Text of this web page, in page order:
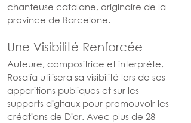
chanteuse catalane, originaire de la
province de Barcelone.
Une Visibilité Renforcée
Auteure, compositrice et interprète,
Rosalía utilisera sa visibilité lors de ses
apparitions publiques et sur les
supports digitaux pour promouvoir les
créations de Dior. Avec plus de 28